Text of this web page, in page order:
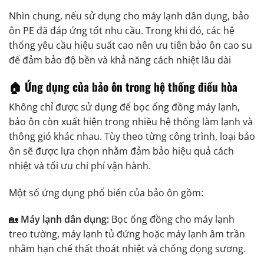
Nhìn chung, nếu sử dụng cho máy lạnh dân dụng, bảo
ôn PE đã đáp ứng tốt nhu cầu. Trong khi đó, các hệ
thống yêu cầu hiệu suất cao nên ưu tiên bảo ôn cao su
để đảm bảo độ bền và khả năng cách nhiệt lâu dài
🏠 Ứng dụng của bảo ôn trong hệ thống điều hòa
Không chỉ được sử dụng để bọc ống đồng máy lạnh,
bảo ôn còn xuất hiện trong nhiều hệ thống làm lạnh và
thông gió khác nhau. Tùy theo từng công trình, loại bảo
ôn sẽ được lựa chọn nhằm đảm bảo hiệu quả cách
nhiệt và tối ưu chi phí vận hành.
Một số ứng dụng phổ biến của bảo ôn gồm:
🏡 Máy lạnh dân dụng: Bọc ống đồng cho máy lạnh
treo tường, máy lạnh tủ đứng hoặc máy lạnh âm trần
nhằm hạn chế thất thoát nhiệt và chống đọng sương.